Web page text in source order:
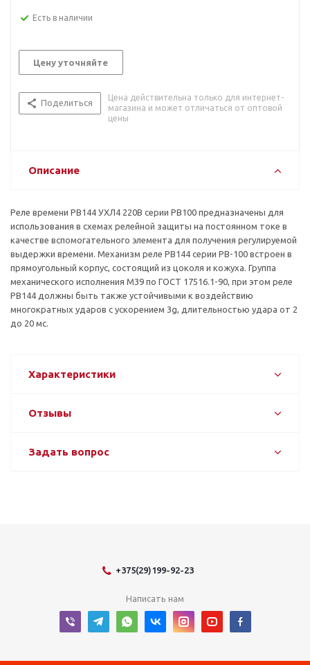
Есть в наличии
Цену уточняйте
Поделиться
Цена действительна только для интернет-
магазина и может отличаться от оптовой
цены
Описание
Реле времени РВ144 УХЛ4 220В серии РВ100 предназначены для
использования в схемах релейной защиты на постоянном токе в
качестве вспомогательного элемента для получения регулируемой
выдержки времени. Механизм реле РВ144 серии РВ-100 встроен в
прямоугольный корпус, состоящий из цоколя и кожуха. Группа
механического исполнения М39 по ГОСТ 17516.1-90, при этом реле
РВ144 должны быть также устойчивыми к воздействию
многократных ударов с ускорением 3g, длительностью удара от 2
до 20 мс.
Характеристики
Отзывы
Задать вопрос
+375(29)199-92-23
Написать нам